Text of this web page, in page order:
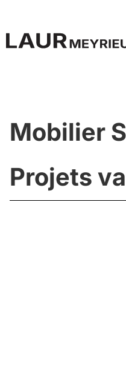
Mobilier
Projets